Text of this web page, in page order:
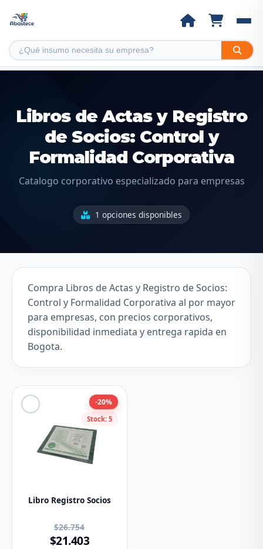
Libros de Actas y Registro
de Socios: Control y
Formalidad Corporativa
Catalogo corporativo especializado para empresas
1 opciones disponibles
Compra Libros de Actas y Registro de Socios:
Control y Formalidad Corporativa al por mayor
para empresas, con precios corporativos,
disponibilidad inmediata y entrega rapida en
Bogota.
Stock: 5
-20%
Libro Registro Socios
$26.754
$21.403